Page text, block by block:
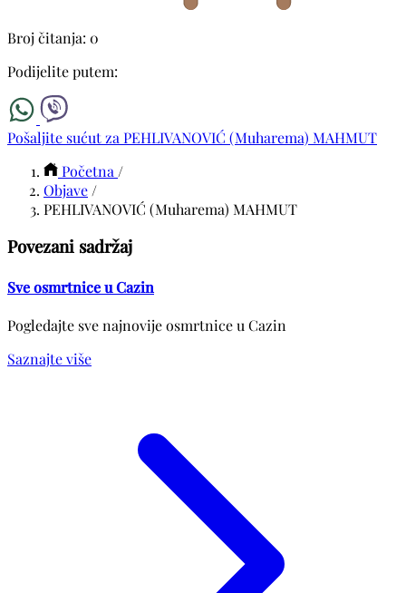
Broj čitanja: 0
Podijelite putem:
Pošaljite sućut za PEHLIVANOVIĆ (Muharema) MAHMUT
Početna /
Objave /
PEHLIVANOVIĆ (Muharema) MAHMUT
Povezani sadržaj
Sve osmrtnice u Cazin
Pogledajte sve najnovije osmrtnice u Cazin
Saznajte više